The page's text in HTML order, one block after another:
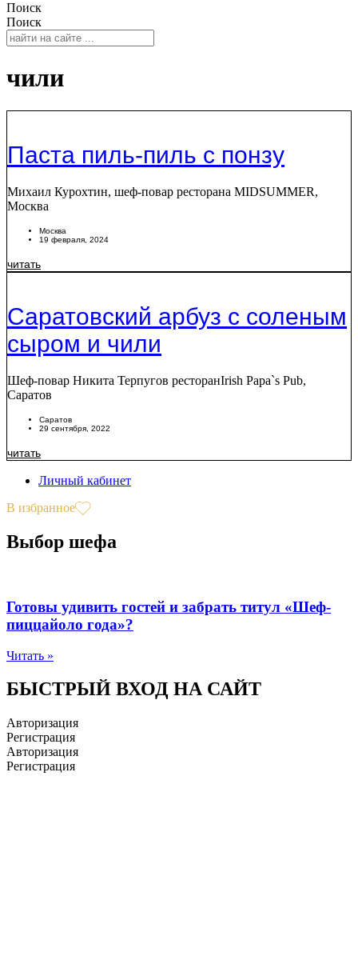
Поиск
Поиск
чили
Паста пиль-пиль с понзу
Михаил Курохтин, шеф-повар ресторана MIDSUMMER,
Москва
Москва
19 февраля, 2024
читать
Саратовский арбуз с соленым
сыром и чили
Шеф-повар Никита Терпугов ресторанIrish Papa`s Pub,
Саратов
Саратов
29 сентября, 2022
читать
Личный кабинет
В избранное
Выбор шефа
Готовы удивить гостей и забрать титул «Шеф-
пиццайоло года»?
Читать »
БЫСТРЫЙ ВХОД НА САЙТ
Авторизация
Регистрация
Авторизация
Регистрация